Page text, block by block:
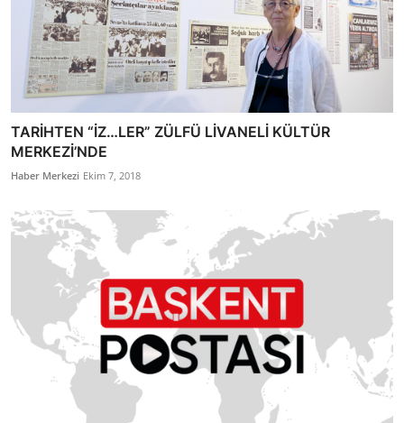
TARİHTEN “İZ…LER” ZÜLFÜ LİVANELİ KÜLTÜR
MERKEZİ’NDE
Haber Merkezi Ekim 7, 2018